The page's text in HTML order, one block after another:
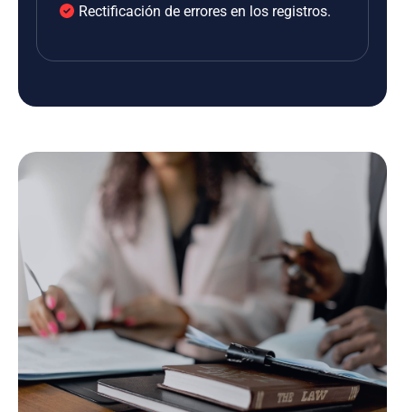
Rectificación de errores en los registros.